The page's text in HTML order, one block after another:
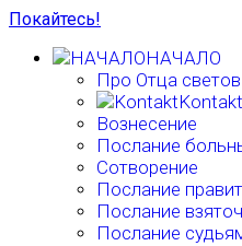
Покайтесь!
НАЧАЛО
Про Отца светов
Kontakt
Вознесение
Послание
Сотворение
Послание
Послание
Послание